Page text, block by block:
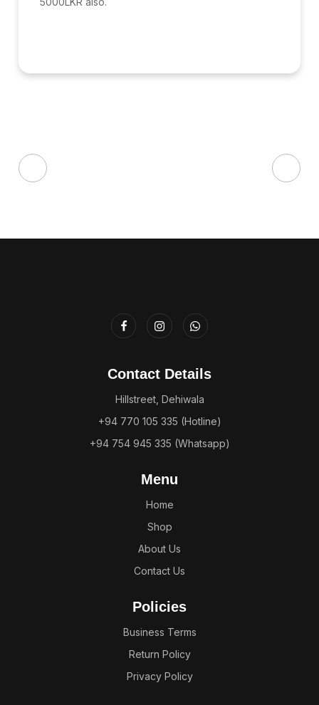
Contact Details
Hillstreet, Dehiwala
+94 770 105 335 (Hotline)
+94 754 945 335 (Whatsapp)
Menu
Home
Shop
About Us
Contact Us
Policies
Business Terms
Return Policy
Privacy Policy